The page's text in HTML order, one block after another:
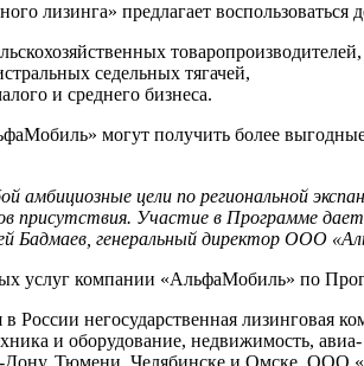
лизинга» предлагает
товаропроизводителей,
седельных тягачей,
и среднего бизнеса.
могут получить более выгодные
амбициозные цели по региональной
присутствия. Участие в Программе
Бадмаев, генеральный директор ООО
услуг компании «АльфаМобиль» по
России негосударственная лизинговая
и оборудование, недвижимость,